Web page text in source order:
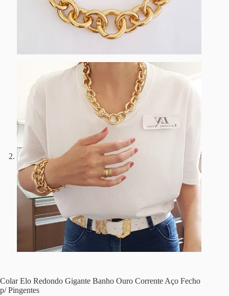
Colar Elo Redondo Gigante Banho Ouro Corrente Aço Fecho
p/ Pingentes